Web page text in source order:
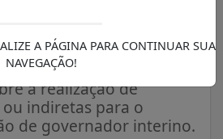
Tribunal Federal a
a realização de
indiretas para o
de governador interino.
A PÁGINA PARA CONTINUAR SUA
NAVEGAÇÃO!